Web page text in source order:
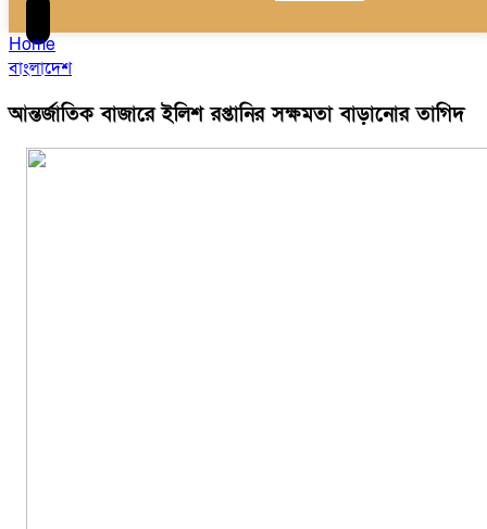
Home
বাংলাদেশ
আন্তর্জাতিক বাজারে ইলিশ রপ্তানির সক্ষমতা বাড়ানোর তাগিদ